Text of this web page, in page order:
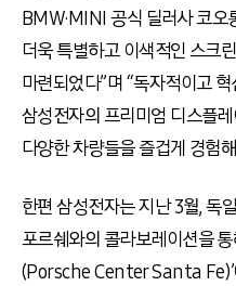
BMW·MINI 공식 딜러사 코오
더욱 특별하고 이색적인 스크
마련되었다”며 “독자적이고
삼성전자의 프리미엄 디스플
다양한 차량들을 즐겁게 경험
한편 삼성전자는 지난 3월, 독
포르쉐와의 콜라보레이션을
(Porsche Center Santa Fe)’